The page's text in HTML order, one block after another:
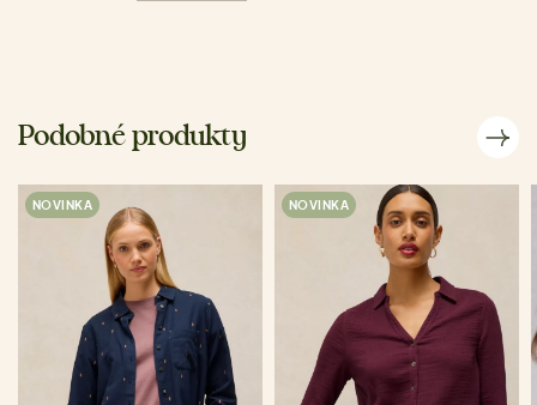
Podobné produkty
NOVINKA NOVINKA